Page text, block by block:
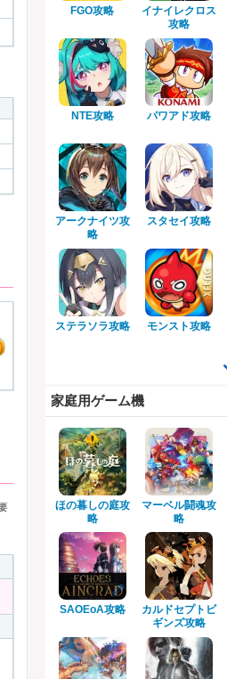
FGO攻略
イナイレクロス
攻略
NTE攻略 パワアド攻略
アークナイツ攻
略
スタセイ攻略
ステラソラ攻略 モンスト攻略
家庭用ゲーム機
ほの暮しの庭攻
略
マーベル闘魂攻
略
SAOEoA攻略
カルドセプトビ
ギンズ攻略